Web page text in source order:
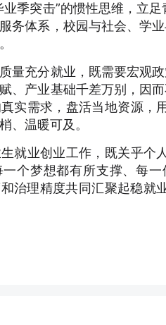
业季突击”的惯性思维，立
务体系，校园与社会、学
量充分就业，既需要宏观
、产业基础千差万别，因
实需求，盘活当地资源，
、温暖可及。
就业创业工作，既关乎个
个梦想都有所支撑、每
理精度共同汇聚起稳就